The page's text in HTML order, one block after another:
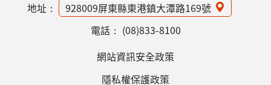
地址：
928009屏東縣東港鎮大潭路169號
電話： (08)833-8100
網站資訊安全政策
隱私權保護政策